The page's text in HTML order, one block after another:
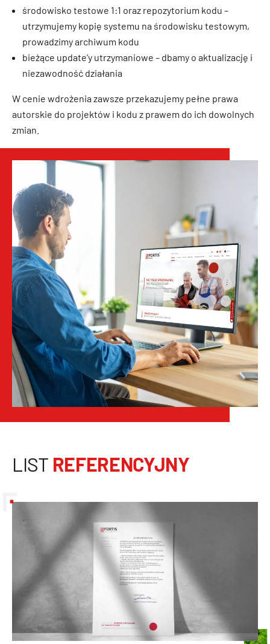
środowisko testowe 1:1 oraz repozytorium kodu –
utrzymujemy kopię systemu na środowisku testowym,
prowadzimy archiwum kodu
bieżące update’y utrzymaniowe – dbamy o aktualizację i
niezawodność działania
W cenie wdrożenia zawsze przekazujemy pełne prawa
autorskie do projektów i kodu z prawem do ich dowolnych
zmian.
LIST REFERENCYJNY